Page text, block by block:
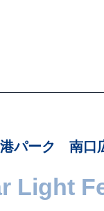
パーク 南口
Light